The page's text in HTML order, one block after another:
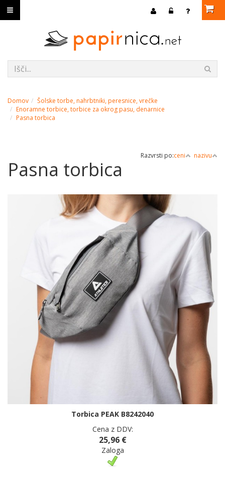
Domov
Šolske torbe, nahrbtniki, peresnice, vrečke
Enoramne torbice, torbice za okrog pasu, denarnice
Pasna torbica
Razvrsti po:ceni nazivu
Pasna torbica
Torbica PEAK B8242040
Cena z DDV:
25,96 €
Zaloga